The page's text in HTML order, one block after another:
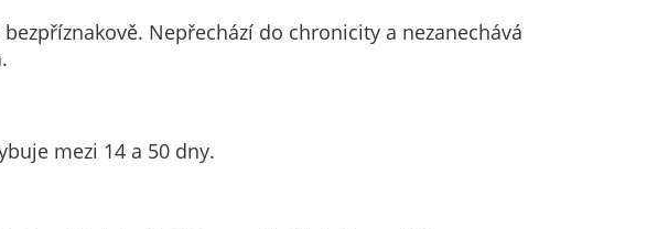
Nepřechází do chronicity a nezanechává
mezi 14 a 50 dny.
s
Z